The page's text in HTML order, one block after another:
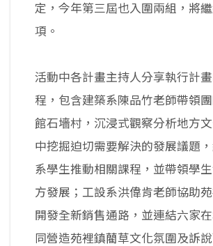
定，今年第三屆也入圍兩組，將
項。
活動中各計畫主持人分享執行計
程，包含建築系陳品竹老師帶領
館石墻村，沉浸式觀察分析地方
中挖掘迫切需要解決的發展議題
系學生推動相關課程，並帶領學
方發展；工設系洪偉肯老師協助
開發全新銷售通路，並連結六家
同營造苑裡鎮藺草文化氛圍及訴